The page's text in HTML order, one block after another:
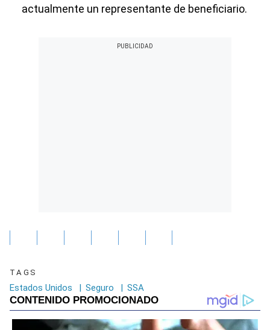
actualmente un representante de beneficiario.
TAGS
Estados Unidos | Seguro | SSA